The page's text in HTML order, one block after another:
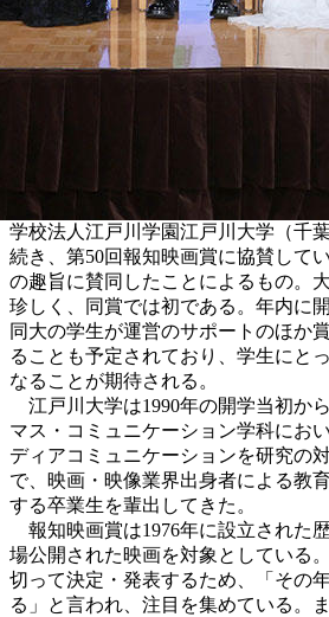
学校法人江戸川学園江戸川大学（千
続き、第50回報知映画賞に協賛して
の趣旨に賛同したことによるもの。
珍しく、同賞では初である。年内に
同大の学生が運営のサポートのほか
ることも予定されており、学生にと
なることが期待される。
江戸川大学は1990年の開学当初か
マス・コミュニケーション学科にお
ディアコミュニケーションを研究の
で、映画・映像業界出身者による教
する卒業生を輩出してきた。
報知映画賞は1976年に設立された
場公開された映画を対象としている
切って決定・発表するため、「その
る」と言われ、注目を集めている。